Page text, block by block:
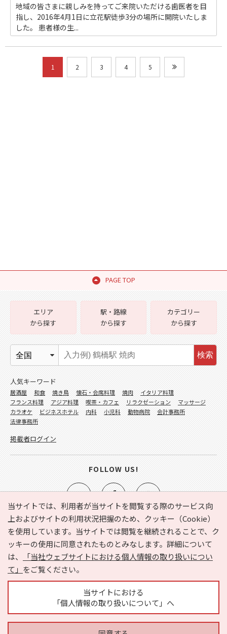
地域の皆さまに親しみを持ってご来院いただける歯医者を目
指し、2016年4月1日に立花駅徒歩3分の場所に開院いたしま
した。 患者様の生...
1 2 3 4 5
PAGE TOP
当サイトでは、利用者が当サイトを閲覧する際のサービス向
上およびサイトの利用状況把握のため、クッキー（Cookie）
を使用しています。当サイトでは閲覧を継続されることで、ク
ッキーの使用に同意されたものとみなします。詳細について
は、
「当社ウェブサイトにおける個人情報の取り扱いについ
て」 をご覧ください。
当サイトにおける
「個人情報の取り扱いについて」へ
e-NAVITA（イーナビタ）とは？ お気に入り
ヘルプ
利用規約
個人情報の取り扱いについて
運営会社
サイトマップ
広告掲載に関するお問い合わせ
エリア
から探す
駅・路線
から探す
カテゴリー
から探す
検索
人気キーワード
居酒屋 和食 焼き鳥 懐石・会席料理 焼肉
イタリア料理
フランス料理
アジア料理 喫茶・カフェ リラクゼーション
マッサージ
カラオケ
ビジネスホテル 内科 小児科 動物病院
会計事務所
法律事務所
掲載者ログイン
FOLLOW US!